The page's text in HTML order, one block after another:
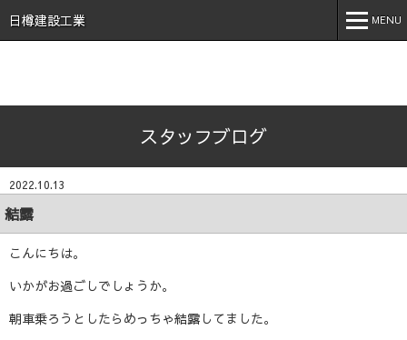
式会社 日樽 建設 土木 建築 新築 戸建 工事 解体 地元 安
心 誠実 コロナ 空気触媒 酸素クラスター オゾン 不活化
日樽建設工業 MENU
事業内容
実績紹介
施工事例
採用情報
スタッフブログ
スタッフブログ
2022.10.13
結露
こんにちは。
いかがお過ごしでしょうか。
朝車乗ろうとしたらめっちゃ結露してました。